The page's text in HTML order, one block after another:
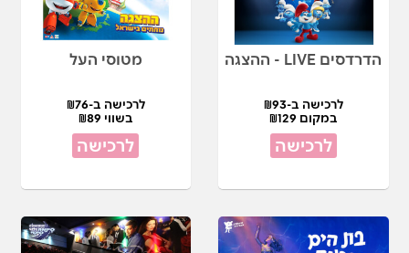
הדרדסים LIVE - ההצגה
לרכישה ב-₪93
במקום ₪129
לרכישה
מטוסי העל
לרכישה ב-₪76
בשווי ₪89
לרכישה